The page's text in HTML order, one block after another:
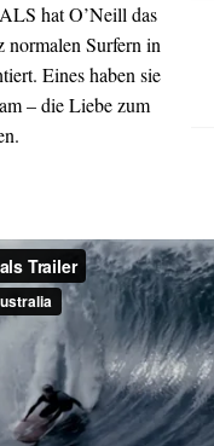
hat O’Neill das
normalen Surfern in
Eines haben sie
– die Liebe zum